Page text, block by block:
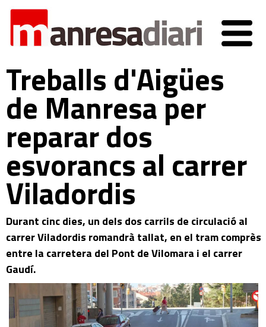
Treballs d'Aigües
de Manresa per
reparar dos
esvorancs al carrer
Viladordis
Durant cinc dies, un dels dos carrils de circulació al
carrer Viladordis romandrà tallat, en el tram comprès
entre la carretera del Pont de Vilomara i el carrer
Gaudí.